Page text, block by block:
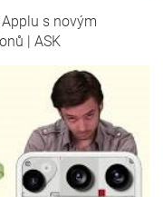
s novým
| ASK